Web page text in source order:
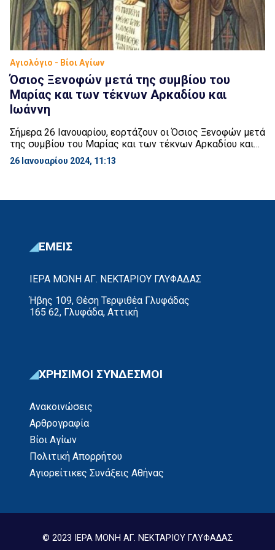
Αγιολόγιο - Βίοι Αγίων
Όσιος Ξενοφών μετά της συμβίου του
Μαρίας και των τέκνων Αρκαδίου και
Ιωάννη
Σήμερα 26 Ιανουαρίου, εορτάζουν οι Όσιος Ξενοφών μετά
της συμβίου του Μαρίας και των τέκνων Αρκαδίου και
Ιωάννη. Ο Όσιος Ξενοφών κατοικούσε στην
Κωνσταντινούπολη κατά τους χρόνους των
συγκλητικός και διακρινόταν για την βαθιά ευσέβειά του
26 Ιανουαρίου 2024, 11:13
ΕΜΕΙΣ
ΙΕΡΑ ΜΟΝΗ ΑΓ. ΝΕΚΤΑΡΙΟΥ ΓΛΥΦΑΔΑΣ
Ήβης 109, Θέση Τερψιθέα Γλυφάδας
165 62, Γλυφάδα, Αττική
ΧΡΗΣΙΜΟΙ ΣΥΝΔΕΣΜΟΙ
Ανακοινώσεις
Αρθρογραφία
Βίοι Αγίων
Πολιτική Απορρήτου
Αγιορείτικες Συνάξεις Αθήνας
© 2023 ΙΕΡΑ ΜΟΝΗ ΑΓ. ΝΕΚΤΑΡΙΟΥ ΓΛΥΦΑΔΑΣ